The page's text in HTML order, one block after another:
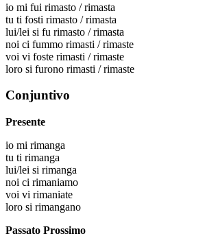
io mi fui rimasto / rimasta
tu ti fosti rimasto / rimasta
lui/lei si fu rimasto / rimasta
noi ci fummo rimasti / rimaste
voi vi foste rimasti / rimaste
loro si furono rimasti / rimaste
Conjuntivo
Presente
io mi rimanga
tu ti rimanga
lui/lei si rimanga
noi ci rimaniamo
voi vi rimaniate
loro si rimangano
Passato Prossimo